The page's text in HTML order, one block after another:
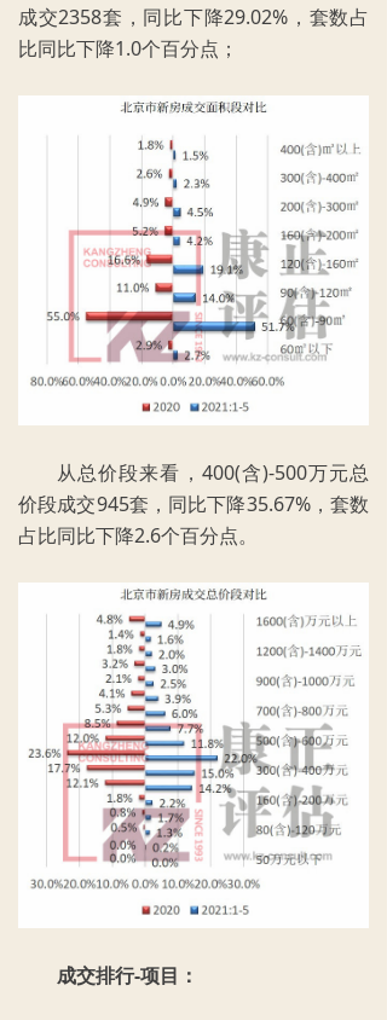
成交2358套，同比下降29.02%，套数占
比同比下降1.0个百分点；
从总价段来看，400(含)-500万元总
价段成交945套，同比下降35.67%，套数
占比同比下降2.6个百分点。
成交排行-项目：